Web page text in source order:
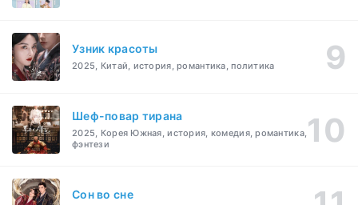
Узник красоты
2025, Китай, история, романтика, политика
Шеф-повар тирана
2025, Корея Южная, история, комедия, романтика,
фэнтези
Cон во сне